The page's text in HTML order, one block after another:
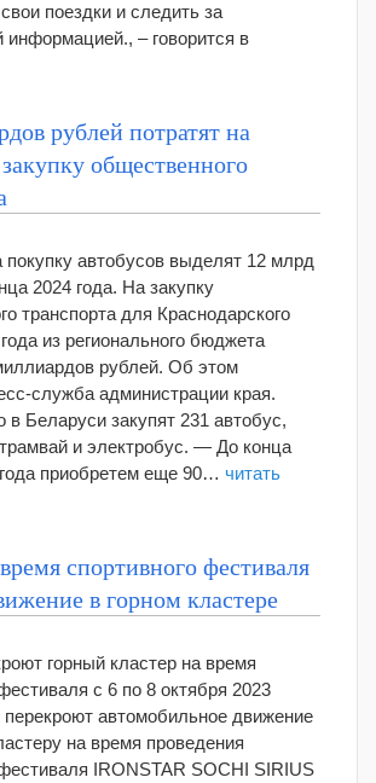
поездки и следить за
– говорится в
рублей потратят на
общественного
автобусов выделят 12 млрд
2024 года. На закупку
транспорта для Краснодарского
из регионального бюджета
рублей. Об этом
служба администрации края.
в Беларуси закупят 231 автобус,
и электробус. — До конца
приобретем еще 90… читать
спортивного фестиваля
в горном кластере
горный кластер на время
с 6 по 8 октября 2023
автомобильное движение
на время проведения
IRONSTAR SOCHI SIRIUS